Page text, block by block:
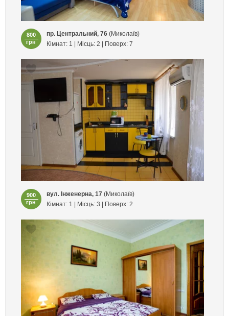
800
грн
пр. Центральний, 76(Миколаїв)
Кімнат: 1 | Місць: 2 | Поверх: 7
900
грн
вул. Інженерна, 17(Миколаїв)
Кімнат: 1 | Місць: 3 | Поверх: 2